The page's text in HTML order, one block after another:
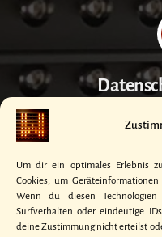
Um dir ein optimales Erlebnis
Cookies, um
Wenn du diesen
Surfverhalten oder eindeutige
deine Zustimmung nicht erteilst